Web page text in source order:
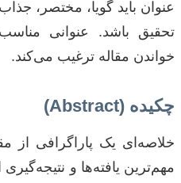
عنوان باید گویا، مختصر،
تحقیق باشد. عنوانی
خواندن مقاله ترغیب می‌کند.
چکیده (Abstract)
خلاصه‌ای یک پاراگرافی از
مهم‌ترین یافته‌ها و